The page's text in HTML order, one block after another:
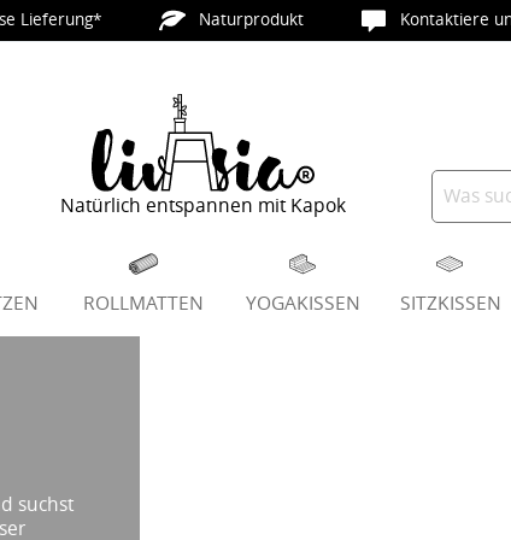
Lieferung* Naturprodukt
Kontaktiere
Natürlich entspannen mit Kapok
ROLLMATTEN YOGAKISSEN SITZKISSEN
suchst